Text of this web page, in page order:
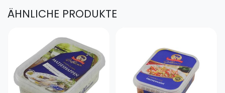
ÄHNLICHE PRODUKTE